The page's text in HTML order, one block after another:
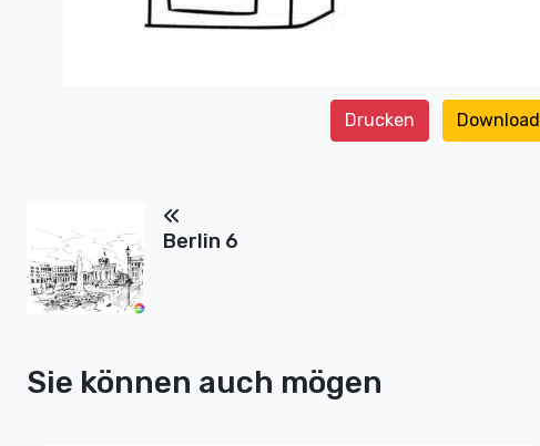
Drucken Download
Berlin 6
Sie können auch mögen